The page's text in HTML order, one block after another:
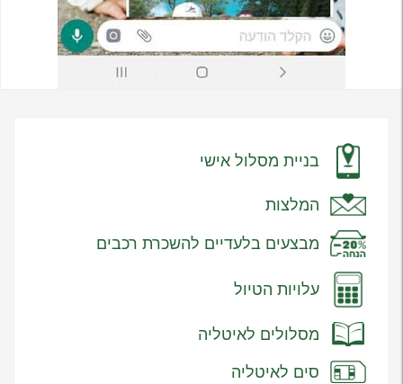
בניית מסלול אישי
המלצות
מבצעים בלעדיים להשכרת רכבים
עלויות הטיול
מסלולים לאיטליה
סים לאיטליה